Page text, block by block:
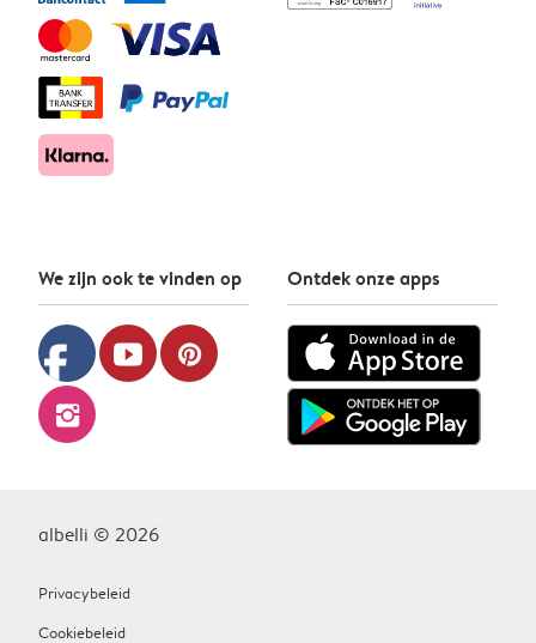
We zijn ook te vinden op
facebook youtube pinterest
instagram
Ontdek onze apps
albelli © 2026
Privacybeleid
Cookiebeleid